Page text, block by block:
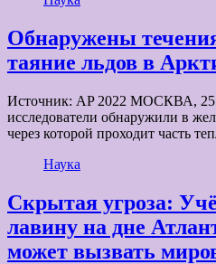
Обнаружены
таяние льдов в
Источник: AP 2022 МОСКВА,
исследователи обнаружили в
через которой проходит часть
Наука
Скрытая угроза:
лавину на дне
может вызвать